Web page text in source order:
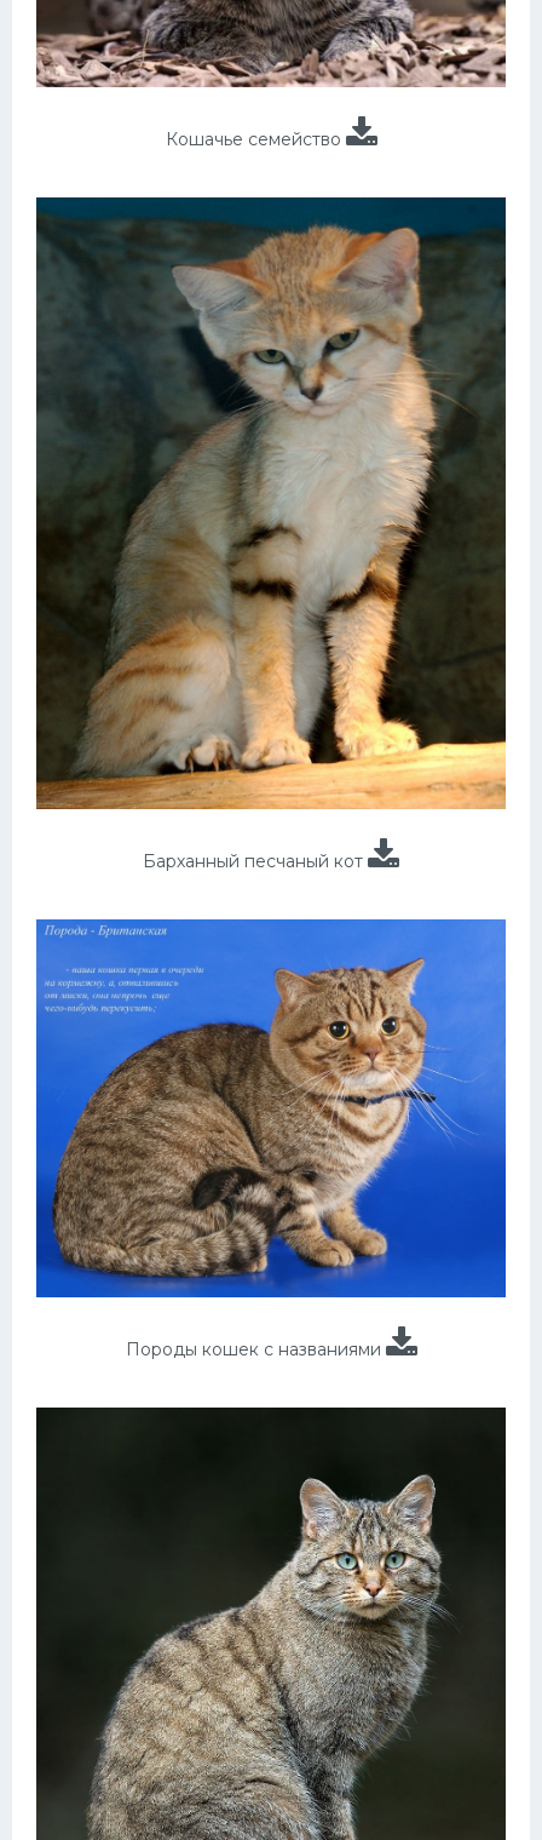
Кошачье семейство
Барханный песчаный кот
Породы кошек с названиями